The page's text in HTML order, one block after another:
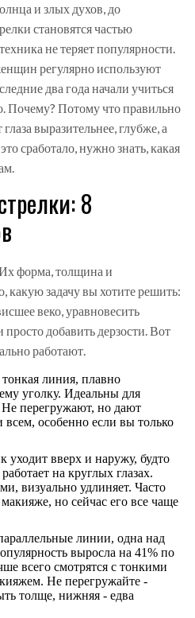
и злых духов, до
становятся частью
не теряет популярности.
регулярно используют
два года начали учиться
Почему? Потому что правильно
выразительнее, глубже, а
сработало, нужно знать, какая
8
форма, толщина и
какую задачу вы хотите решить:
веко, уравновесить
добавить дерзости. Вот
работают.
тонкая линия, плавно
уголку. Идеальны для
перегружают, но дают
всем, особенно если вы только
уходит вверх и наружу, будто
на круглых глазах.
визуально удлиняет. Часто
но сейчас его все чаще
линии, одна над
выросла на 41% по
всего смотрятся с тонкими
Не перегружайте -
толще, нижняя - едва